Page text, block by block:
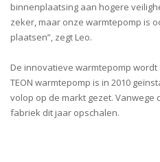
binnenplaatsing aan hogere
zeker, maar onze warmtepomp is
plaatsen”, zegt Leo.
De innovatieve warmtepomp
TEON warmtepomp is in 2010
volop op de markt gezet. Vanwege
fabriek dit jaar opschalen.